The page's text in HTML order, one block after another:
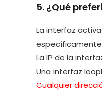
5. ¿Qué
La interfaz
La IP de la
Una interfaz
Cualquier